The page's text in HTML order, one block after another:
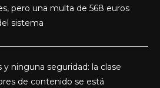
pero una multa de 568 euros
sistema
y ninguna seguridad: la clase
de contenido se está